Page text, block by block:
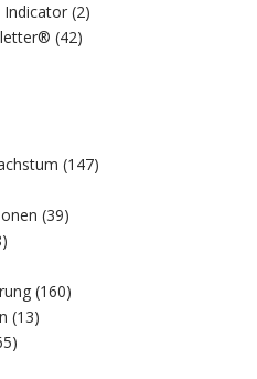
Indicator (2)
(42)
(147)
(39)
(160)
(13)